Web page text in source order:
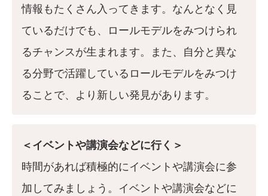
情報もたくさん入ってきます。なんとなく見
ているだけでも、ロールモデルをみつけられ
るチャンスが生まれます。また、自分と異な
る分野で活躍しているロールモデルをみつけ
ることで、より新しい発見があります。
＜イベントや講演会などに行く＞
時間があれば積極的にイベントや講演会に参
加してみましょう。イベントや講演会などに